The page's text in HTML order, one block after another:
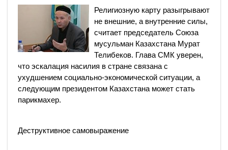
Религиозную карту разыгрывают
не внешние, а внутренние силы,
считает председатель Союза
мусульман Казахстана Мурат
Телибеков. Глава СМК уверен,
что эскалация насилия в стране связана с
ухудшением социально-экономической ситуации, а
следующим президентом Казахстана может стать
парикмахер.
Деструктивное самовыражение